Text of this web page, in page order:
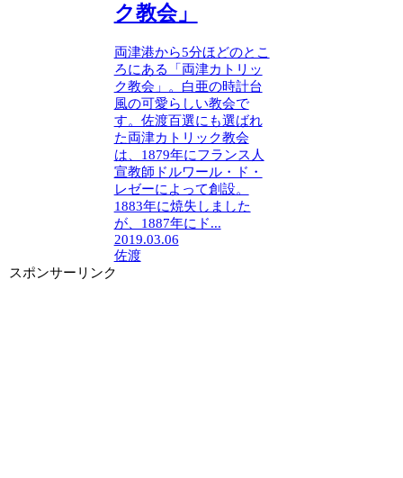
ク教会」
両津港から5分ほどのとこ
ろにある「両津カトリッ
ク教会」。白亜の時計台
風の可愛らしい教会で
す。佐渡百選にも選ばれ
た両津カトリック教会
は、1879年にフランス人
宣教師ドルワール・ド・
レゼーによって創設。
1883年に焼失しました
が、1887年にド...
2019.03.06
佐渡
スポンサーリンク